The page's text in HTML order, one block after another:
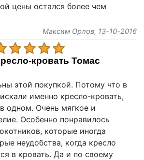
цены остался более чем
Максим Орлов, 13-10-2016
кровать Томас
этой покупкой. Потому что в
именно кресло-кровать,
одном. Очень мягкое и
Особенно понравилось
которые иногда
неудобства, когда кресло
в кровать. Да и по своему